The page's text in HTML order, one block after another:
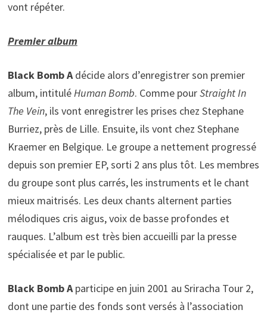
vont répéter.
Premier album
Black Bomb Adécide alors d’enregistrer son premier
album, intituléHuman Bomb. Comme pourStraight In
The Vein, ils vont enregistrer les prises chez Stephane
Burriez, près de Lille. Ensuite, ils vont chez Stephane
Kraemer en Belgique. Le groupe a nettement progressé
depuis son premier EP, sorti 2 ans plus tôt. Les membres
du groupe sont plus carrés, les instruments et le chant
mieux maitrisés. Les deux chants alternent parties
mélodiques cris aigus, voix de basse profondes et
rauques. L’album est très bien accueilli par la presse
spécialisée et par le public.
Black Bomb Aparticipe en juin 2001 au Sriracha Tour 2,
dont une partie des fonds sont versés à l’association